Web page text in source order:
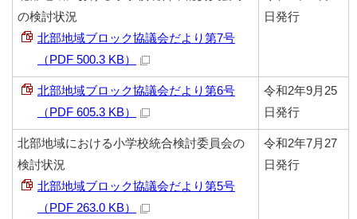
の検討状況
北部地域ブロック協議会だより第7号
（PDF 500.3 KB）
日発行
北部地域ブロック協議会だより第6号
（PDF 605.3 KB）
令和2年9月25
日発行
北部地域における小学校統合検討委員会の
検討状況
北部地域ブロック協議会だより第5号
（PDF 263.0 KB）
令和2年7月27
日発行